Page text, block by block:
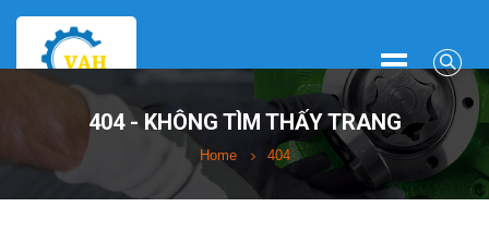
404 - KHÔNG TÌM THẤY TRANG
Home 404